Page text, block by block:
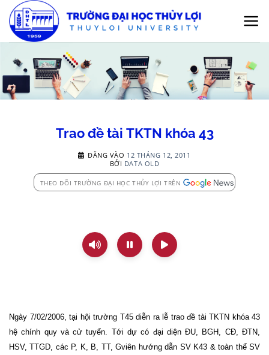
qua
nội
Trao đề tài TKTN khóa 43
ĐĂNG VÀO 12 THÁNG 12, 2011
BỞI DATA OLD
THEO DÕI TRƯỜNG ĐẠI HỌC THỦY LỢI TRÊN
Ngày 7/02/2006, tại hội trường T45 diễn ra lễ trao đề tài TKTN khóa 43
hệ chính quy và cử tuyển. Tới dự có đại diện ĐU, BGH, CĐ, ĐTN,
HSV, TTGD, các P, K, B, TT, Gviên hướng dẫn SV K43 & toàn thể SV